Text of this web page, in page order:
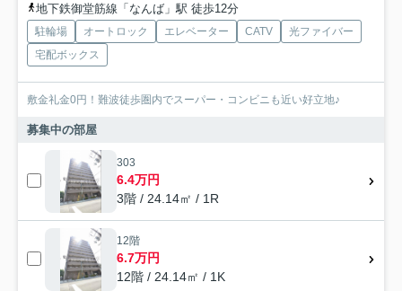
地下鉄御堂筋線「なんば」駅 徒歩12分
駐輪場 オートロック エレベーター CATV
光ファイバー
宅配ボックス
敷金礼金0円！難波徒歩圏内でスーパー・コンビニも近い好立地♪
募集中の部屋
303
6.4万円
3階 / 24.14㎡ / 1R
12階
6.7万円
12階 / 24.14㎡ / 1K